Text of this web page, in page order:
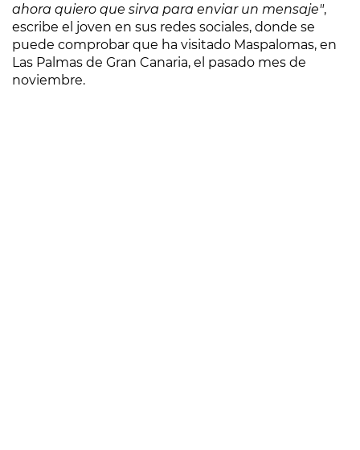
ahora quiero que sirva para enviar un mensaje",
escribe el joven en sus redes sociales, donde se
puede comprobar que ha visitado Maspalomas, en
Las Palmas de Gran Canaria, el pasado mes de
noviembre.